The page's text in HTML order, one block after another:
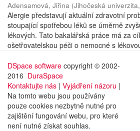
Adensamová, Jiřina (Jihočeská univerzita,
Alergie představují aktuální zdravotní
stoupající spotřebou léků se úměrně
lékových. Tato bakalářská práce má za
ošetřovatelskou péči o nemocné s
DSpace software copyright © 2002-
2016 DuraSpace
Kontaktujte nás | Vyjádření názoru |
Na tomto webu jsou používány
pouze cookies nezbytně nutné pro
zajištění fungování webu, pro které
není nutné získat souhlas.